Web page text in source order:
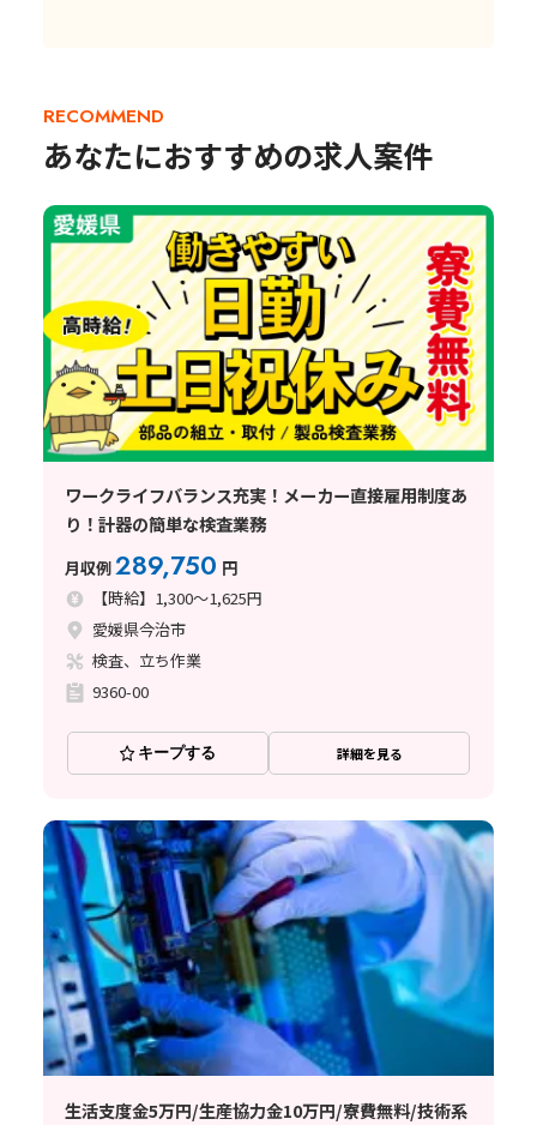
RECOMMEND
あなたにおすすめの求人案件
ワークライフバランス充実！メーカー直接雇用制度あ
り！計器の簡単な検査業務
月収例289,750 円
【時給】1,300～1,625円
愛媛県今治市
検査、立ち作業
9360-00
キープする 詳細を見る
生活支度金5万円/生産協力金10万円/寮費無料/技術系